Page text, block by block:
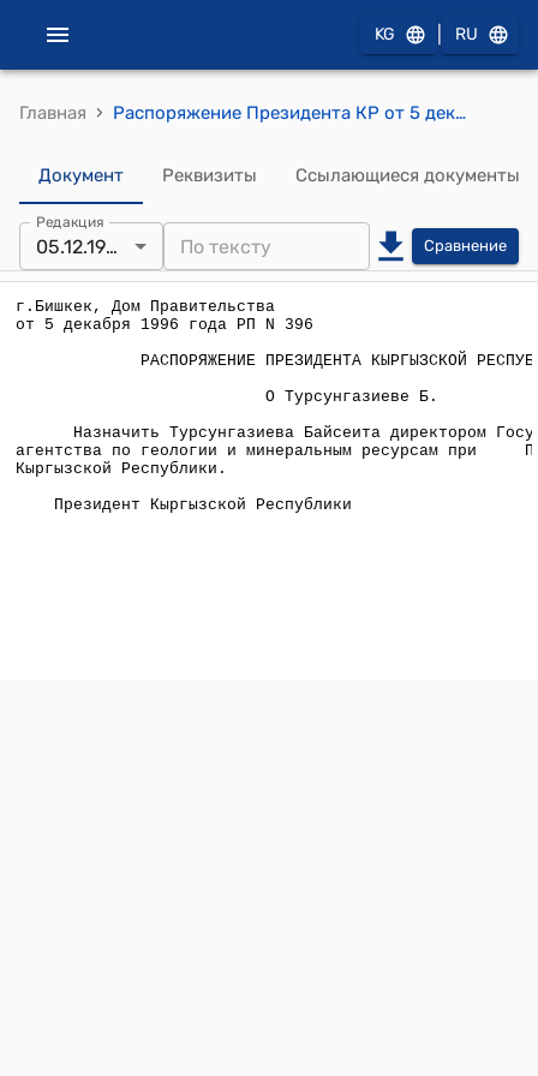
KG RU
Главная › Распоряжение Президента КР от 5 декабря 1996 года РП №396 "О Турсунгазиеве Б."
Документ Реквизиты Ссылающиеся документы
Редакция
05.12.1996 Сравнение